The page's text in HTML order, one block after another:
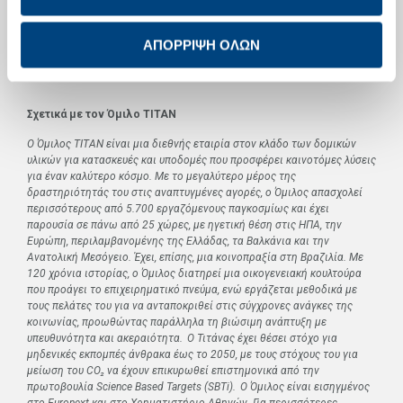
ΑΠΟΡΡΙΨΗ ΟΛΩΝ
sustainable-financing
Σχετικά με τον Όμιλο ΤΙΤΑΝ
Ο Όμιλος ΤΙΤΑΝ είναι μια διεθνής εταιρία στον κλάδο των δομικών
υλικών για κατασκευές και υποδομές που προσφέρει καινοτόμες λύσεις
για έναν καλύτερο κόσμο. Με το μεγαλύτερο μέρος της
δραστηριότητάς του στις αναπτυγμένες αγορές, ο Όμιλος απασχολεί
περισσότερους από 5.700 εργαζόμενους παγκοσμίως και έχει
παρουσία σε πάνω από 25 χώρες, με ηγετική θέση στις ΗΠΑ, την
Ευρώπη, περιλαμβανομένης της Ελλάδας, τα Βαλκάνια και την
Ανατολική Μεσόγειο. Έχει, επίσης, μια κοινοπραξία στη Βραζιλία. Με
120 χρόνια ιστορίας, ο Όμιλος διατηρεί μια οικογενειακή κουλτούρα
που προάγει το επιχειρηματικό πνεύμα, ενώ εργάζεται μεθοδικά με
τους πελάτες του για να ανταποκριθεί στις σύγχρονες ανάγκες της
κοινωνίας, προωθώντας παράλληλα τη βιώσιμη ανάπτυξη με
υπευθυνότητα και ακεραιότητα. Ο Τιτάνας έχει θέσει στόχο για
μηδενικές εκπομπές άνθρακα έως το 2050, με τους στόχους του για
μείωση του CO₂ να έχουν επικυρωθεί επιστημονικά από την
πρωτοβουλία Science Based Targets (SBTi). Ο Όμιλος είναι εισηγμένος